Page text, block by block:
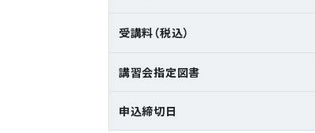
受講料（税込）
講習会指定図書
申込締切日